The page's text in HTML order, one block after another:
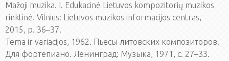
Mažoji muzika. I. Edukacinė Lietuvos kompozitorių muzikos
rinktinė. Vilnius: Lietuvos muzikos informacijos centras,
2015, p. 36–37.
Tema ir variacijos, 1962. Пьесы литовских композиторов.
Для фортепиано. Ленинград: Музыка, 1971, c. 27–33.